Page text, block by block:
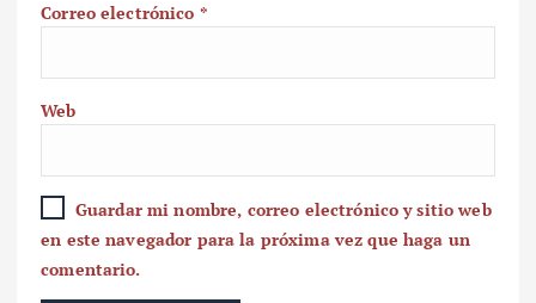
Correo electrónico *
Web
Guardar mi nombre, correo electrónico y sitio web
en este navegador para la próxima vez que haga un
comentario.